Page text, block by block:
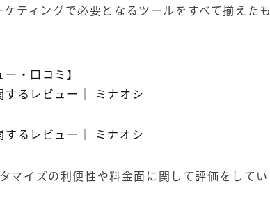
ティングで必要となるツールをすべて揃えたも
・口コミ】
るレビュー ｜ ミナオシ
るレビュー ｜ ミナオシ
イズの利便性や料金面に関して評価をしてい